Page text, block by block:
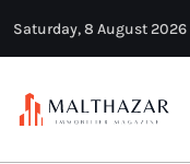
Saturday, 8 August 2026